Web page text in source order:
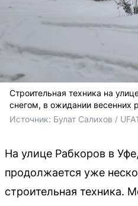
Строительная техника на
снегом, в ожидании весенних
Источник: Булат Салихов /
На улице Рабкоров в
продолжается уже
строительная техника.